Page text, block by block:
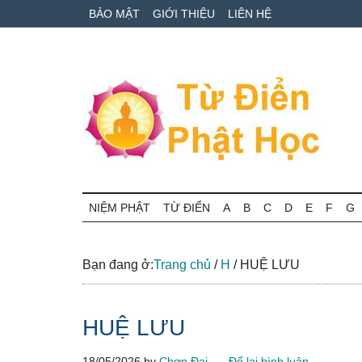
to
to
qua
BẢO MẬT GIỚI THIỆU LIÊN HỆ
Từ
điển
Phật
học
cứu
thuật
Phật
học
NIỆM PHẬT TỪ ĐIỂN A B C D E F G
Bạn đang ở:Trang chủ / H /HUỆ LƯU
HUỆ LƯU